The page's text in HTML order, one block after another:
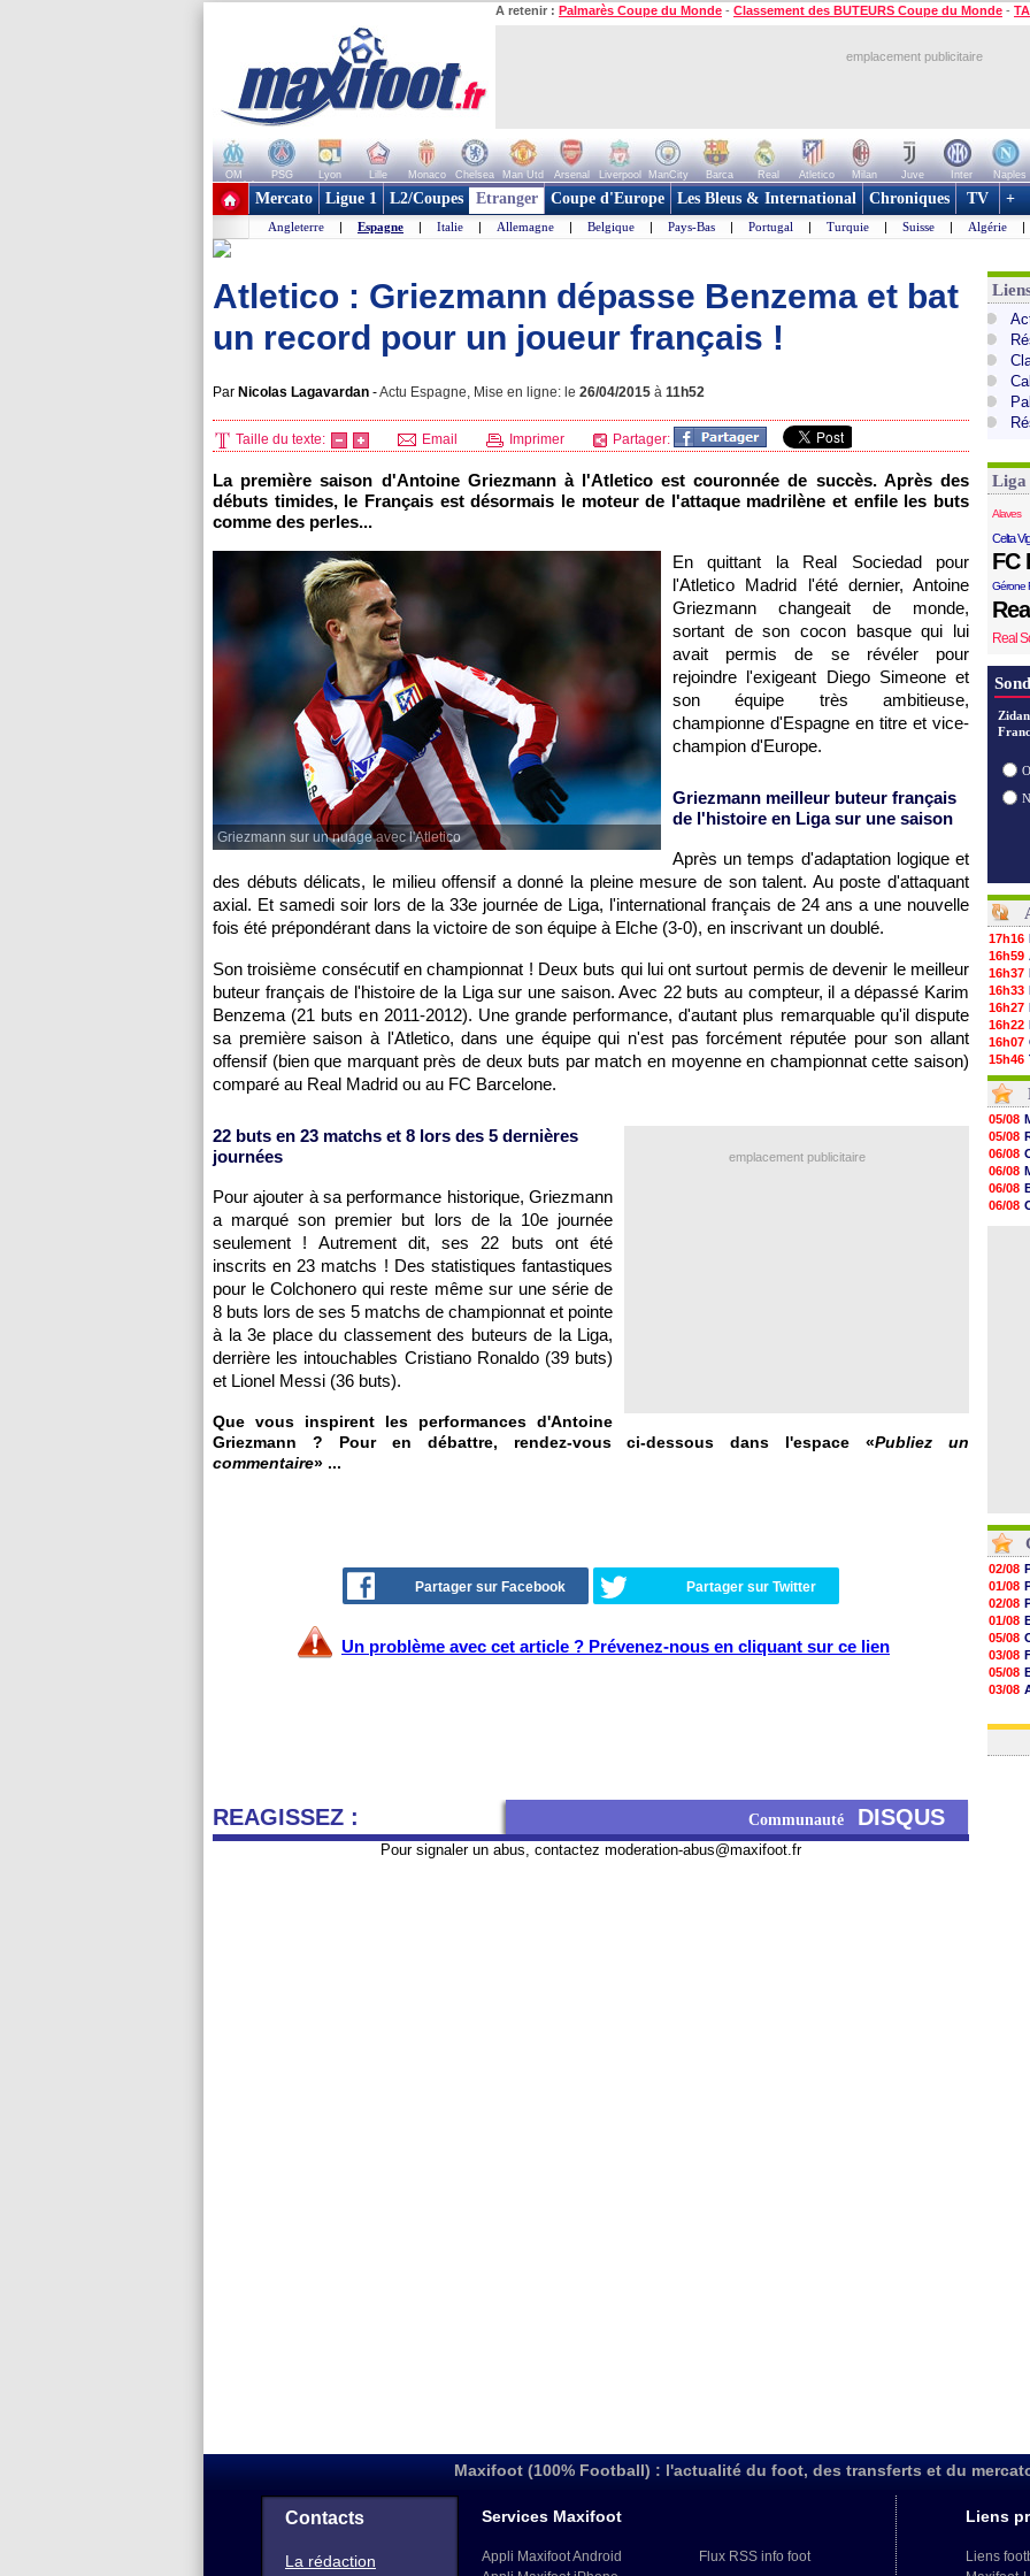
A retenir : Palmarès Coupe du Monde - Classement des BUTEURS Coupe du Monde -
emplacement publicitaire
OM PSG Lyon Lille Monaco Chelsea Man Utd Arsenal Liverpool ManCity Barca Real Atletico Milan Juve Inter Naples
+ de clubs
Mercato Ligue 1 L2/Coupes Etranger Coupe d'Europe Les Bleus & International Chroniques TV +
Angleterre | Espagne | Italie | Allemagne | Belgique | Pays-Bas | Portugal | Turquie | Suisse | Algérie |
Atletico : Griezmann dépasse Benzema et bat
un record pour un joueur français !
Par Nicolas Lagavardan -Actu Espagne, Mise en ligne: le 26/04/2015 à 11h52
Taille du texte: Email Imprimer Partager:
La première saison d'Antoine Griezmann à l'Atletico est couronnée de succès. Après des
débuts timides, le Français est désormais le moteur de l'attaque madrilène et enfile les buts
comme des perles...
Griezmann sur un nuage avec l'Atletico
En quittant la Real Sociedad pour
l'Atletico Madrid l'été dernier, Antoine
Griezmann changeait de monde,
sortant de son cocon basque qui lui
avait permis de se révéler pour
rejoindre l'exigeant Diego Simeone et
son équipe très ambitieuse,
championne d'Espagne en titre et vice-
champion d'Europe.
Griezmann meilleur buteur français
de l'histoire en Liga sur une saison
Après un temps d'adaptation logique et
des débuts délicats, le milieu offensif a donné la pleine mesure de son talent. Au poste d'attaquant
axial. Et samedi soir lors de la 33e journée de Liga, l'international français de 24 ans a une nouvelle
fois été prépondérant dans la victoire de son équipe à Elche (3-0), en inscrivant un doublé.
Son troisième consécutif en championnat ! Deux buts qui lui ont surtout permis de devenir le meilleur
buteur français de l'histoire de la Liga sur une saison. Avec 22 buts au compteur, il a dépassé Karim
Benzema (21 buts en 2011-2012). Une grande performance, d'autant plus remarquable qu'il dispute
sa première saison à l'Atletico, dans une équipe qui n'est pas forcément réputée pour son allant
offensif (bien que marquant près de deux buts par match en moyenne en championnat cette saison)
comparé au Real Madrid ou au FC Barcelone.
emplacement publicitaire
22 buts en 23 matchs et 8 lors des 5 dernières
journées
Pour ajouter à sa performance historique, Griezmann
a marqué son premier but lors de la 10e journée
seulement ! Autrement dit, ses 22 buts ont été
inscrits en 23 matchs ! Des statistiques fantastiques
pour le Colchonero qui reste même sur une série de
8 buts lors de ses 5 matchs de championnat et pointe
à la 3e place du classement des buteurs de la Liga,
derrière les intouchables Cristiano Ronaldo (39 buts)
et Lionel Messi (36 buts).
Que vous inspirent les performances d'Antoine
Griezmann ? Pour en débattre, rendez-vous ci-dessous dans l'espace «Publiez un
commentaire» ...
Partager sur Facebook Partager sur Twitter
Un problème avec cet article ? Prévenez-nous en cliquant sur ce lien
REAGISSEZ : Communauté DISQUS
Pour signaler un abus, contactez moderation-abus@maxifoot.fr
Liga
Alaves
Celta
FC
Gérone
Real
17h16
16h59
16h37
16h33
16h27
16h22
16h07
15h46
15h41
15h20
14h55
14h38
14h19
13h56
13h35
13h12
12h48
05/08
05/08
06/08
06/08
06/08
06/08
02/08
01/08
02/08
01/08
05/08
03/08
05/08
03/08
03/08
Maxifoot (100% Football) : l'actualité du foot, des transferts et du
Contacts
La rédaction
Services Maxifoot
Appli Maxifoot Android
Flux RSS info foot
Liens
Liens